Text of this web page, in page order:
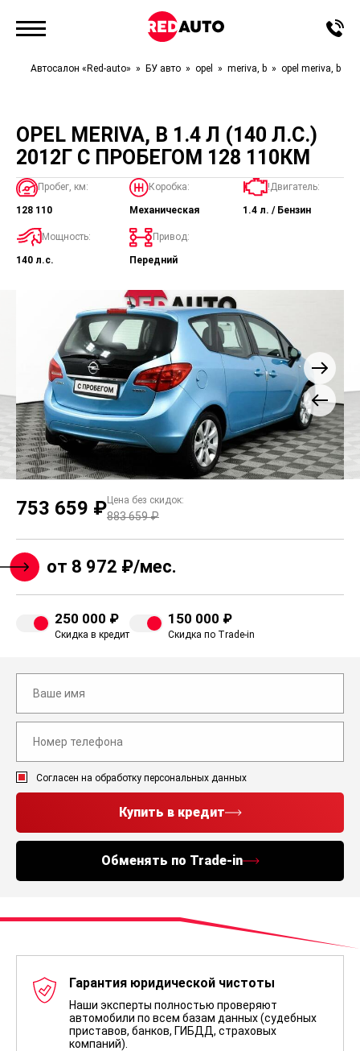
Автосалон «Red-auto» БУ авто opel meriva, b opel meriva, b
OPEL MERIVA, B 1.4 Л (140 Л.С.)
2012Г С ПРОБЕГОМ 128 110КМ
Пробег, км:
128 110
Коробка:
Механическая
!Двигатель:
1.4 л. / Бензин
Мощность:
140 л.с.
Привод:
Передний
753 659 ₽Цена без скидок:
883 659 ₽
от 8 972 ₽/мес.
250 000 ₽
Скидка в кредит
150 000 ₽
Скидка по Trade-in
Согласен на обработку персональных данных
Купить в кредит
Обменять по Trade-in
Гарантия юридической чистоты
Наши эксперты полностью проверяют
автомобили по всем базам данных (судебных
приставов, банков, ГИБДД, страховых
компаний).